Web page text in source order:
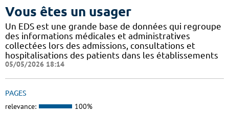
Vous êtes un usager
Un EDS est une grande base de données qui regroupe
des informations médicales et administratives
collectées lors des admissions, consultations et
hospitalisations des patients dans les établissements
05/05/2026 18:14
PAGES
relevance: 100%